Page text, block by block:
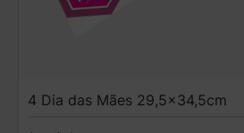
4 Dia das Mães 29,5x34,5cm